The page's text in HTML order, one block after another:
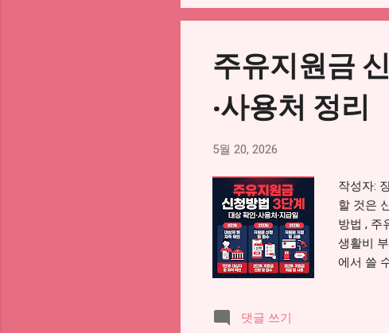
습니다.
원금 차
4. 2차
에 확인
차이 많
내에서
주유지원금
·사용처 정리
5월 20, 2026
작성자:
할 것은
방법 , 주
생활비
에서 쓸
니다.
댓글 쓰기